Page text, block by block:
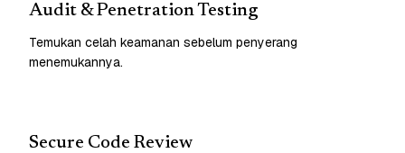
Audit & Penetration Testing
Temukan celah keamanan sebelum penyerang
menemukannya.
Secure Code Review